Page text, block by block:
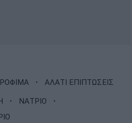
· ΑΛΑΤΙ ΕΠΙΠΤΩΣΕΙΣ
· ΝΑΤΡΙΟ ·